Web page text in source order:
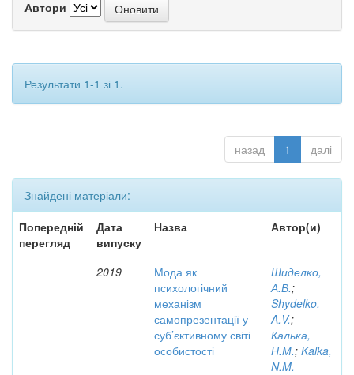
Автори
Результати 1-1 зі 1.
назад 1 далі
Знайдені матеріали:
Попередній
перегляд
Дата
випуску
Назва Автор(и)
2019
Мода як
психологічний
механізм
самопрезентації у
суб’єктивному світі
особистості
Шиделко,
А.В.;
Shydelko,
A.V.;
Калька,
Н.М.; Kalka,
N.M.